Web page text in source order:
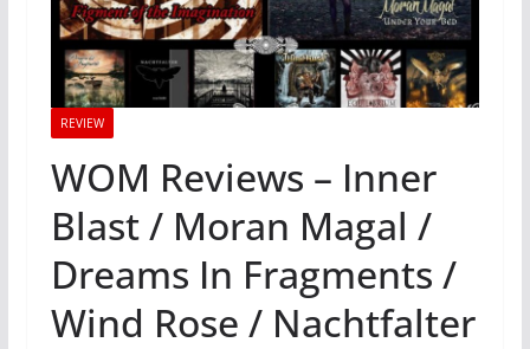
REVIEW
WOM Reviews – Inner
Blast / Moran Magal /
Dreams In Fragments /
Wind Rose / Nachtfalter